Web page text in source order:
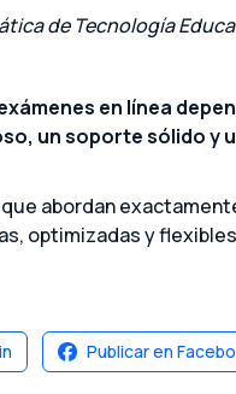
de Tecnología
en línea
un soporte sólido y
abordan
optimizadas y
Publicar en